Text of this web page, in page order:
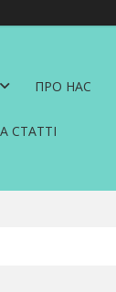
ПРО НАС
СТАТТІ